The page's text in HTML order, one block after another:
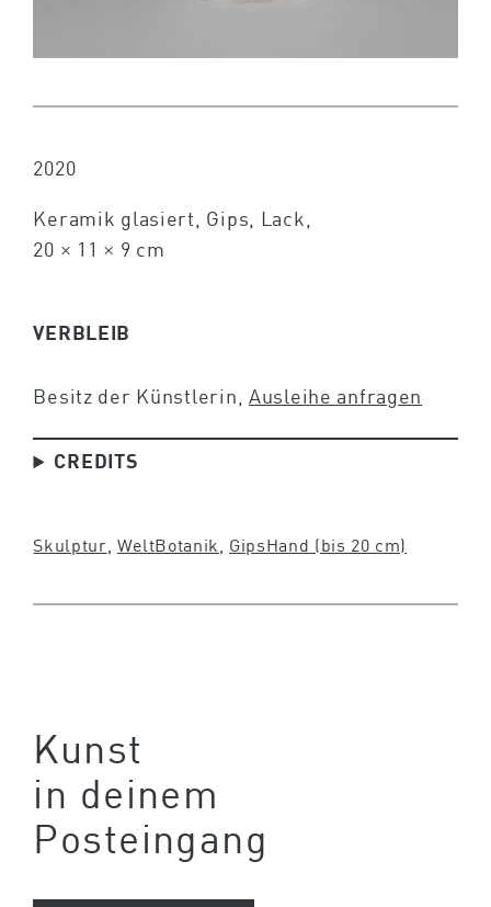
2020
Keramik glasiert, Gips, Lack,
20 × 11 × 9 cm
VERBLEIB
Besitz der Künstlerin, Ausleihe anfragen
CREDITS
Skulptur WeltBotanik GipsHand (bis 20 cm)
Kunst
in deinem
Posteingang